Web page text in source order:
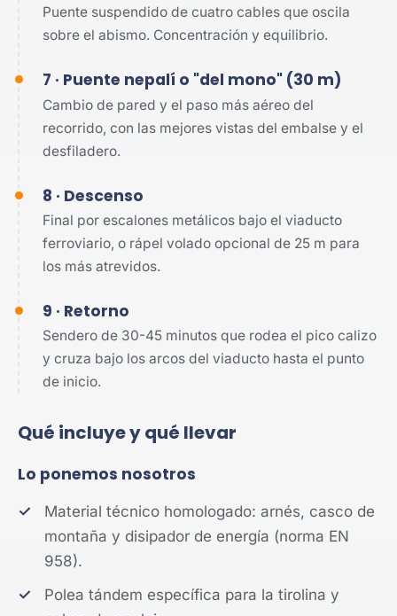
Puente suspendido de cuatro cables que oscila
sobre el abismo. Concentración y equilibrio.
7 · Puente nepalí o "del mono" (30 m)
Cambio de pared y el paso más aéreo del
recorrido, con las mejores vistas del embalse y el
desfiladero.
8 · Descenso
Final por escalones metálicos bajo el viaducto
ferroviario, o rápel volado opcional de 25 m para
los más atrevidos.
9 · Retorno
Sendero de 30-45 minutos que rodea el pico calizo
y cruza bajo los arcos del viaducto hasta el punto
de inicio.
Qué incluye y qué llevar
Lo ponemos nosotros
Material técnico homologado: arnés, casco de
montaña y disipador de energía (norma EN
958).
Polea tándem específica para la tirolina y